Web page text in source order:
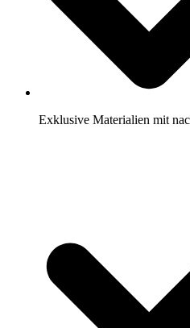
Exklusive Materialien mit